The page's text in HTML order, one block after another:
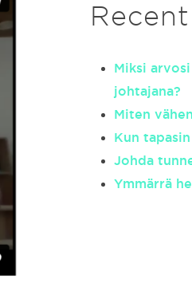
Miksi
johtajana?
Miten
Kun
Johda
Ymmärrä